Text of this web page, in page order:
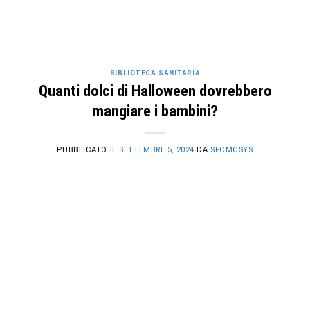
BIBLIOTECA SANITARIA
Quanti dolci di Halloween dovrebbero
mangiare i bambini?
PUBBLICATO IL SETTEMBRE 5, 2024 DA SFOMCSYS